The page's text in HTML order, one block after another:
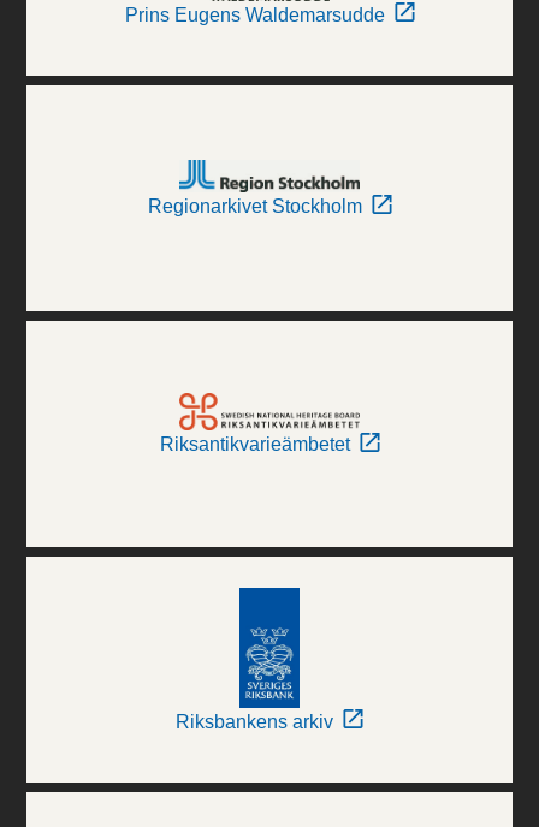
Prins Eugens Waldemarsudde
Regionarkivet Stockholm
Riksantikvarieämbetet
Riksbankens arkiv